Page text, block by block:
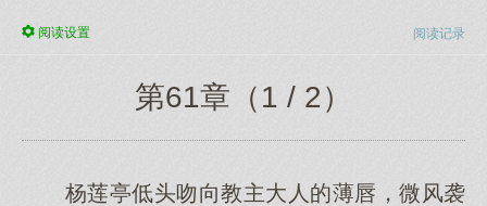
阅读记录
阅读设置
第61章（1 / 2）
杨莲亭低头吻向教主大人的薄唇，微风袭